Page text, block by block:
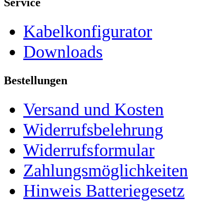
Kabelkonfigurator
Downloads
Bestellungen
Versand und Kosten
Widerrufsbelehrung
Widerrufsformular
Zahlungsmöglichkeiten
Hinweis Batteriegesetz